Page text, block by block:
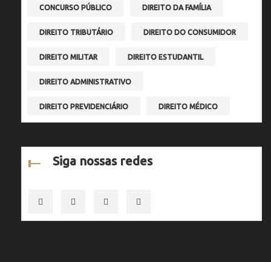
CONCURSO PÚBLICO DIREITO DA FAMÍLIA
DIREITO TRIBUTÁRIO DIREITO DO CONSUMIDOR
DIREITO MILITAR DIREITO ESTUDANTIL
DIREITO ADMINISTRATIVO
DIREITO PREVIDENCIÁRIO DIREITO MÉDICO
Siga nossas redes